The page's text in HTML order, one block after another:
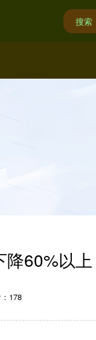
降60%以上
178